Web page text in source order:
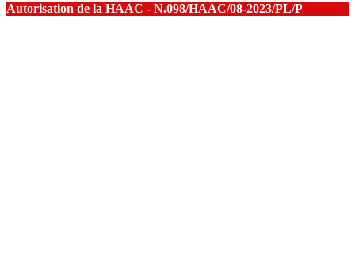
Autorisation de la HAAC - N.098/HAAC/08-2023/PL/P